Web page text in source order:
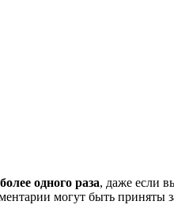
одного раза, даже если
могут быть приняты